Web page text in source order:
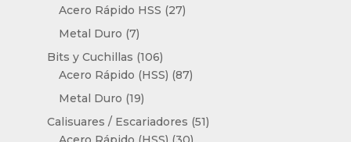
productos
Acero Rápido HSS 2727
Metal Duro 77
productos
Bits y Cuchillas 106106
productos
Acero Rápido (HSS) 8787
Metal Duro 1919
productos
Calisuares / Escariadores 5151
30